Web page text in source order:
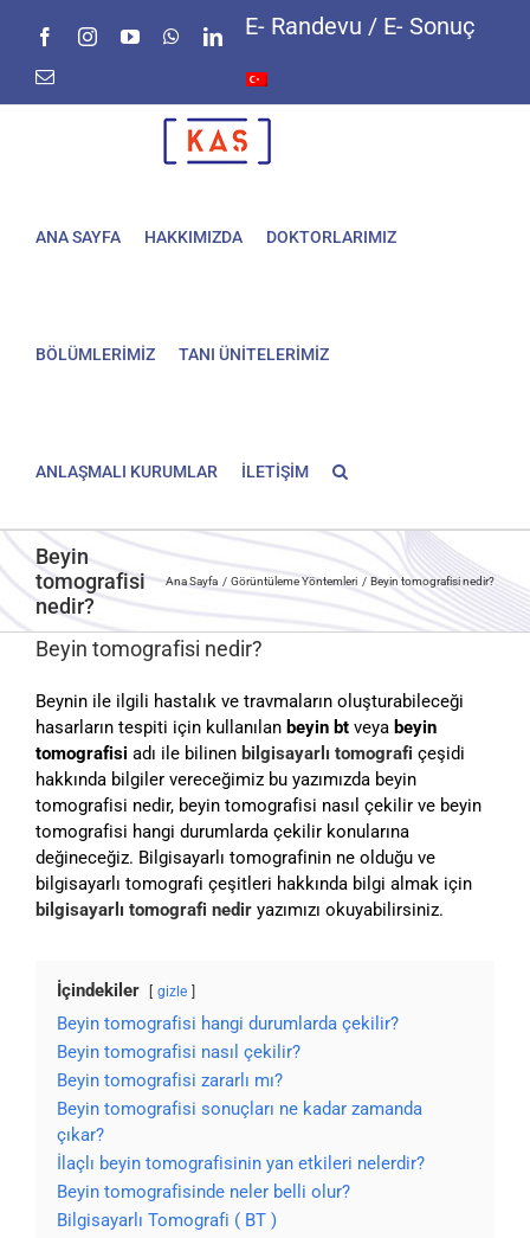
FacebookInstagramYouTubeWhatsAppLinkedIn
E-
E- Randevu / E- Sonuç
ANA SAYFA HAKKIMIZDA DOKTORLARIMIZ
BÖLÜMLERİMİZ TANI ÜNİTELERİMİZ
ANLAŞMALI KURUMLAR İLETİŞİM
Beyin
tomografisi
nedir?
Ana Sayfa Görüntüleme Yöntemleri Beyin tomografisi nedir?
Beyin tomografisi nedir?
Beynin ile ilgili hastalık ve travmaların oluşturabileceği
hasarların tespiti için kullanılan beyin bt veya beyin
tomografisi adı ile bilinen bilgisayarlı tomografi çeşidi
hakkında bilgiler vereceğimiz bu yazımızda beyin
tomografisi nedir, beyin tomografisi nasıl çekilir ve beyin
tomografisi hangi durumlarda çekilir konularına
değineceğiz. Bilgisayarlı tomografinin ne olduğu ve
bilgisayarlı tomografi çeşitleri hakkında bilgi almak için
bilgisayarlı tomografi nedir yazımızı okuyabilirsiniz.
İçindekiler gizle
Beyin tomografisi hangi durumlarda çekilir?
Beyin tomografisi nasıl çekilir?
Beyin tomografisi zararlı mı?
Beyin tomografisi sonuçları ne kadar zamanda
çıkar?
İlaçlı beyin tomografisinin yan etkileri nelerdir?
Beyin tomografisinde neler belli olur?
Bilgisayarlı Tomografi ( BT )